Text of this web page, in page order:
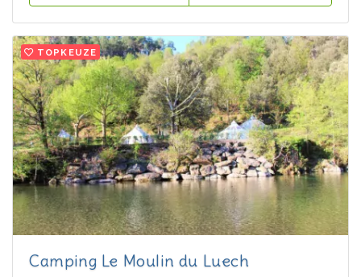
TOPKEUZE
Camping Le Moulin du Luech